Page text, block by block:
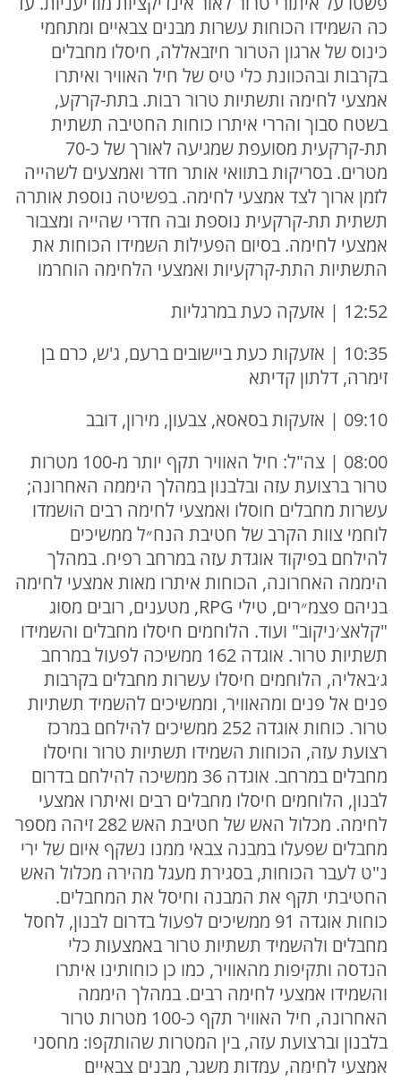
כה השמידו הכוחות עשרות מבנים צבאיים ומתחמי
כינוס של ארגון הטרור חיזבאללה, חיסלו מחבלים
בקרבות ובהכוונת כלי טיס של חיל האוויר ואיתרו
אמצעי לחימה ותשתיות טרור רבות. בתת-קרקע,
בשטח סבוך והררי איתרו כוחות החטיבה תשתית
תת-קרקעית מסועפת שמגיעה לאורך של כ-70
מטרים. בסריקות בתוואי אותר חדר ואמצעים לשהייה
לזמן ארוך לצד אמצעי לחימה. בפשיטה נוספת אותרה
תשתית תת-קרקעית נוספת ובה חדרי שהייה ומצבור
אמצעי לחימה. בסיום הפעילות השמידו הכוחות את
התשתיות התת-קרקעיות ואמצעי הלחימה הוחרמו
12:52 | אזעקה כעת במרגליות
10:35 | אזעקות כעת ביישובים ברעם, ג'ש, כרם בן
זימרה, דלתון קדיתא
09:10 | אזעקות בסאסא, צבעון, מירון, דובב
08:00 | צה"ל: חיל האוויר תקף יותר מ-100 מטרות
טרור ברצועת עזה ובלבנון במהלך היממה האחרונה;
עשרות מחבלים חוסלו ואמצעי לחימה רבים הושמדו
לוחמי צוות הקרב של חטיבת הנח״ל ממשיכים
להילחם בפיקוד אוגדת עזה במרחב רפיח. במהלך
היממה האחרונה, הכוחות איתרו מאות אמצעי לחימה
בניהם פצמ״רים, טילי RPG, מטענים, רובים מסוג
"קלאצ׳ניקוב" ועוד. הלוחמים חיסלו מחבלים והשמידו
תשתיות טרור. אוגדה 162 ממשיכה לפעול במרחב
ג׳באליה, הלוחמים חיסלו עשרות מחבלים בקרבות
פנים אל פנים ומהאוויר, וממשיכים להשמיד תשתיות
טרור. כוחות אוגדה 252 ממשיכים להילחם במרכז
רצועת עזה, הכוחות השמידו תשתיות טרור וחיסלו
מחבלים במרחב. אוגדה 36 ממשיכה להילחם בדרום
לבנון, הלוחמים חיסלו מחבלים רבים ואיתרו אמצעי
לחימה. מכלול האש של חטיבת האש 282 זיהה מספר
מחבלים שפעלו במבנה צבאי ממנו נשקף איום של ירי
נ"ט לעבר הכוחות, בסגירת מעגל מהירה מכלול האש
החטיבתי תקף את המבנה וחיסל את המחבלים.
כוחות אוגדה 91 ממשיכים לפעול בדרום לבנון, לחסל
מחבלים ולהשמיד תשתיות טרור באמצעות כלי
הנדסה ותקיפות מהאוויר, כמו כן כוחותינו איתרו
והשמידו אמצעי לחימה רבים. במהלך היממה
האחרונה, חיל האוויר תקף כ-100 מטרות טרור
בלבנון וברצועת עזה, בין המטרות שהותקפו: מחסני
אמצעי לחימה, עמדות משגר, מבנים צבאיים